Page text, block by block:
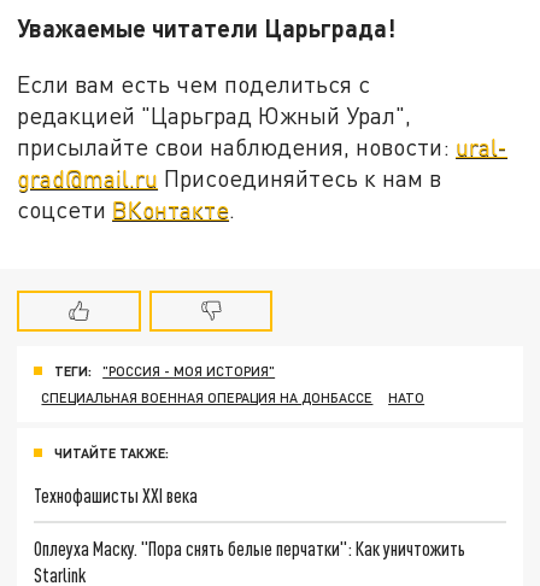
Уважаемые читатели Царьграда!
Если вам есть чем поделиться с
редакцией "Царьград Южный Урал",
присылайте свои наблюдения, новости: ural-
grad@mail.ru Присоединяйтесь к нам в
соцсети ВКонтакте
ТЕГИ:
"РОССИЯ - МОЯ ИСТОРИЯ"
СПЕЦИАЛЬНАЯ ВОЕННАЯ ОПЕРАЦИЯ НА ДОНБАССЕ
НАТО
ЧИТАЙТЕ ТАКЖЕ:
Технофашисты XXI века
Оплеуха Маску. "Пора снять белые перчатки": Как уничтожить
Starlink